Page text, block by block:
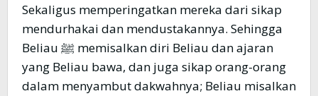
Sekaligus memperingatkan mereka dari sikap
mendurhakai dan mendustakannya. Sehingga
Beliau ﷺ memisalkan diri Beliau dan ajaran
yang Beliau bawa, dan juga sikap orang-orang
dalam menyambut dakwahnya; Beliau misalkan